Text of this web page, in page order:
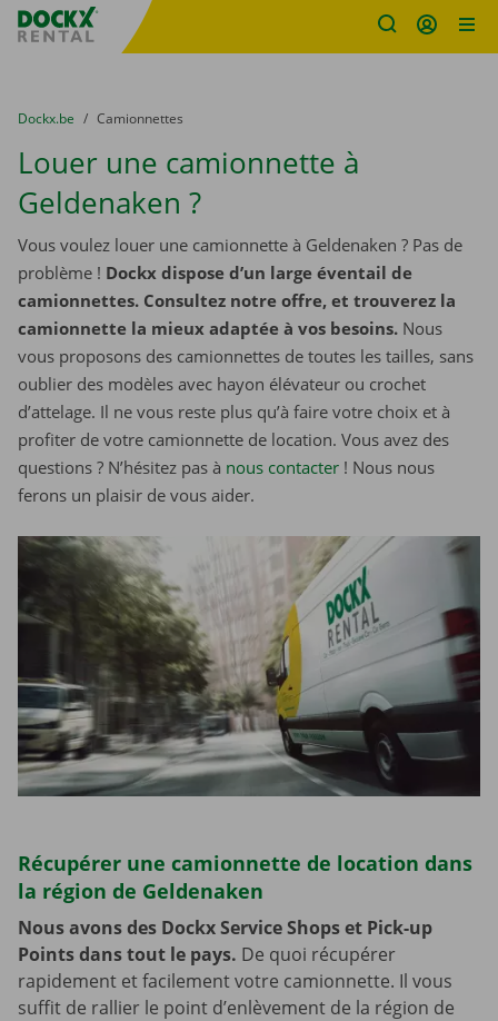
sitename
You are here:
du
Dockx.be to
Camionnettes
Louer une camionnette à
Geldenaken ?
Vous voulez louer une camionnette à Geldenaken ? Pas de
problème ! Dockx dispose d’un large éventail de
camionnettes. Consultez notre offre, et trouverez la
camionnette la mieux adaptée à vos besoins. Nous
vous proposons des camionnettes de toutes les tailles, sans
oublier des modèles avec hayon élévateur ou crochet
d’attelage. Il ne vous reste plus qu’à faire votre choix et à
profiter de votre camionnette de location. Vous avez des
questions ? N’hésitez pas à nous contacter ! Nous nous
ferons un plaisir de vous aider.
Récupérer une camionnette de location dans
la région de Geldenaken
Nous avons des Dockx Service Shops et Pick-up
Points dans tout le pays. De quoi récupérer
rapidement et facilement votre camionnette. Il vous
suffit de rallier le point d’enlèvement de la région de